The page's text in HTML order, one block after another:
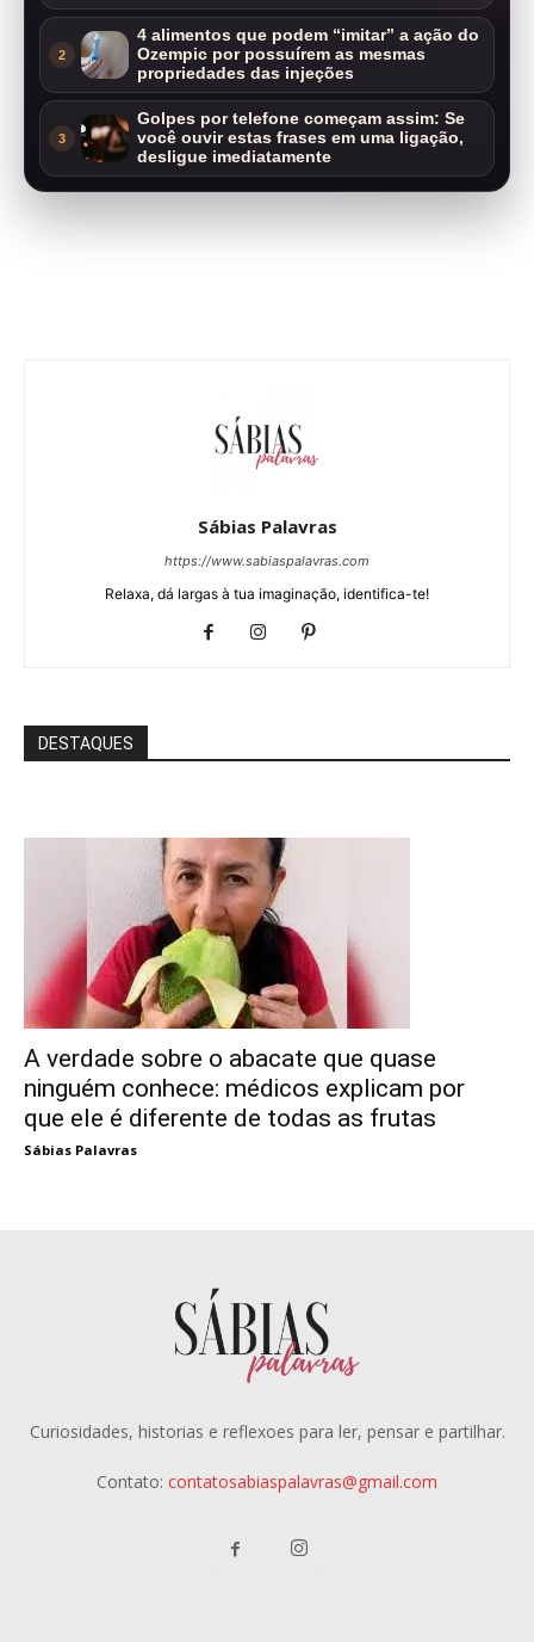
2
4 alimentos que podem “imitar” a ação do
Ozempic por possuírem as mesmas
propriedades das injeções
3
Golpes por telefone começam assim: Se
você ouvir estas frases em uma ligação,
desligue imediatamente
Sábias Palavras
https://www.sabiaspalavras.com
Relaxa, dá largas à tua imaginação, identifica-te!
DESTAQUES
A verdade sobre o abacate que quase
ninguém conhece: médicos explicam por
que ele é diferente de todas as frutas
Sábias Palavras
Curiosidades, historias e reflexoes para ler, pensar e partilhar.
Contato: contatosabiaspalavras@gmail.com